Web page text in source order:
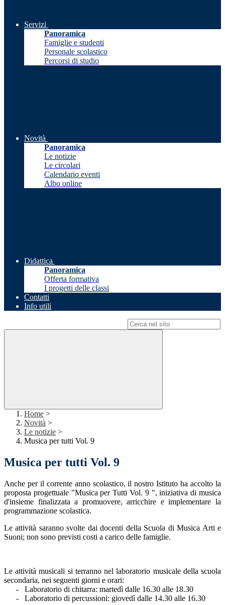
Servizi
Panoramica
Famiglie e studenti
Personale scolastico
Percorsi di studio
Novità
Panoramica
Le notizie
Le circolari
Calendario eventi
Albo online
Didattica
Panoramica
Offerta formativa
I progetti delle classi
Contatti
Info utili
Home >
Novità >
Le notizie >
Musica per tutti Vol. 9
Musica per tutti Vol. 9
Anche per il corrente anno scolastico, il nostro Istituto ha accolto la
proposta progettuale "Musica per Tutti Vol. 9 ", iniziativa di musica
d'insieme finalizzata a promuovere, arricchire e implementare la
programmazione scolastica.
Le attività saranno svolte dai docenti della Scuola di Musica Arti e
Suoni; non sono previsti costi a carico delle famiglie.
Le attività musicali si terranno nel laboratorio musicale della scuola
secondaria, nei seguenti giorni e orari:
-
Laboratorio di chitarra: martedì dalle 16.30 alle 18.30
-
Laboratorio di percussioni: giovedì dalle 14.30 alle 16.30